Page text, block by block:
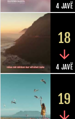
4 JAVË
18
4 JAVË
19